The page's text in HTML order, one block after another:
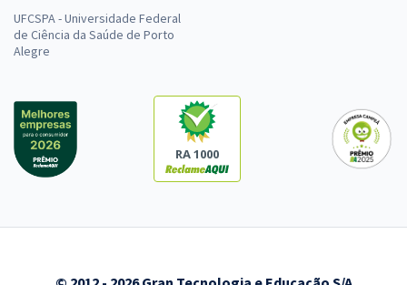
UFCSPA - Universidade Federal
de Ciência da Saúde de Porto
Alegre
RA 1000